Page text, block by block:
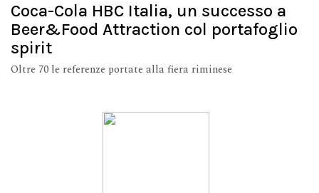
Coca-Cola HBC Italia, un successo a
Beer&Food Attraction col portafoglio
spirit
Oltre 70 le referenze portate alla fiera riminese